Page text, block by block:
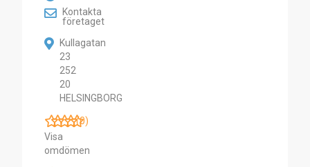
Kontakta
företaget
Kullagatan
23
252
20
HELSINGBORG
(0)
Visa
omdömen